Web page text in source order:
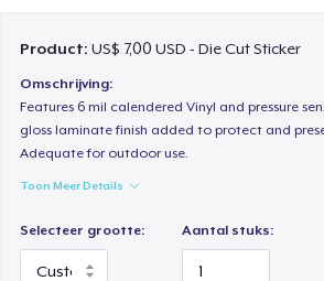
Product:US$ 7,00 USD - Die Cut Sticker
Omschrijving:
Features 6 mil calendered Vinyl and pressure
gloss laminate finish added to protect and
Adequate for outdoor use.
Toon Meer Details
Selecteer grootte: Aantal stuks: